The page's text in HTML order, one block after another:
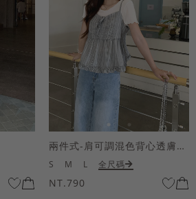
兩件式-肩可調混色背心透膚上衣套組
S M L 全尺碼
NT.790